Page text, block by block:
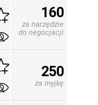
160
za narzędzie
do negocjacji
250
za myjkę